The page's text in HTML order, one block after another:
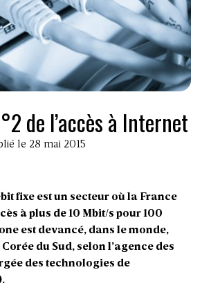
de l’accès à Internet
le 28 mai 2015
fixe est un secteur où la France
à plus de 10 Mbit/s pour 100
est devancé, dans le monde,
du Sud, selon l’agence des
des technologies de